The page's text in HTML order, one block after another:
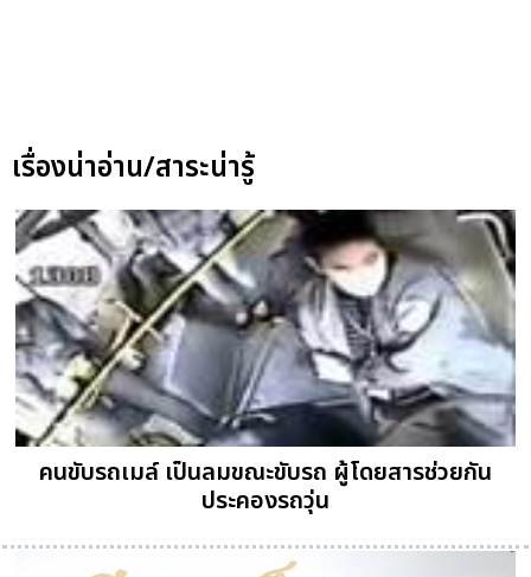
เรื่องน่าอ่าน/สาระน่ารู้
คนขับรถเมล์ เป็นลมขณะขับรถ ผู้โดยสารช่วยกัน
ประคองรถวุ่น